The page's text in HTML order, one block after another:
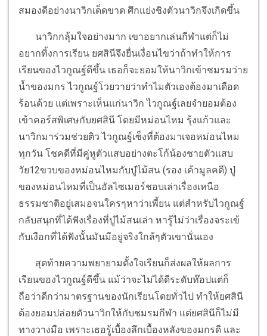
สมองดีอย่างนาวิกเด็ดขาด ศึกแย่งชิงตัวนาวิกจึงเกิดขึ้น
นาวิกกลุ้มใจอย่างมาก เขาอยากเล่นกีฬาแต่ก็ไม่
อยากทิ้งการเรียน ยศสินีจึงยื่นเงื่อนไขว่าถ้าทำให้การ
เรียนของไวกูณฐ์ดีขึ้น เธอก็จะยอมให้นาวิกเข้าชมรมว่าย
น้ำของมกร ไวกูณฐ์โวยวายว่าทำไมตัวเองต้องมาเดือด
ร้อนด้วย แต่เพราะเห็นแก่นาวิก ไวกูณฐ์เลยจำยอมต้อง
เข้าคอร์สพิเศษกับยศสินี โดยมีหม่อนไหม รุ้งแก้วและ
นาวิกมาร่วมช่วยติว ไวกูณฐ์เซ็งที่ต้องมาเจอหม่อนไหม
ทุกวัน โชคดีที่มีคู่หูตัวแสบอย่างตะโก้น้องชายตัวแสบ
วัย12ขวบของหม่อนไหมกับปู่ไม้สน (รอง เค้ามูลคดี) ปู่
ของหม่อนไหมที่เป็นอัลไซเมอร์ชอบเล่าเรื่องเหนือ
ธรรมชาติอยู่เสมอจนใครๆหาว่าเพี้ยน แต่สำหรับไวกูณฐ์
กลับสนุกที่ได้ฟังเรื่องที่ปู่ไม้สนเล่า หารู้ไม่ว่าเรื่องจระเข้
กับเงือกที่ได้ฟังนั้นมันมีอยู่จริงใกล้ๆตัวเขานั่นเอง
สุดท้ายความพยายามตั้งใจเรียนก็ส่งผลให้ผลการ
เรียนของไวกูณฐ์ดีขึ้น แม้ว่าจะไม่ได้ดีระดับท๊อปแต่ก็
ถือว่าดีกว่ามาตรฐานของนักเรียนโดยทั่วไป ทำให้ยศสินี
ต้องยอมปล่อยตัวนาวิกให้กับชมรมกีฬา แต่ยศสินีก็ไม่มี
ทางวางมือ เพราะเธอรู้เบื้องลึกเบื้องหลังของมกรดี และ